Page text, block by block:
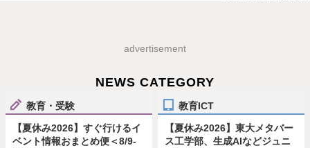
advertisement
NEWS CATEGORY
教育・受験
【夏休み2026】すぐ行けるイ
ベント情報おまとめ便＜8/9-
教育ICT
【夏休み2026】東大メタバー
ス工学部、生成AIなどジュニ